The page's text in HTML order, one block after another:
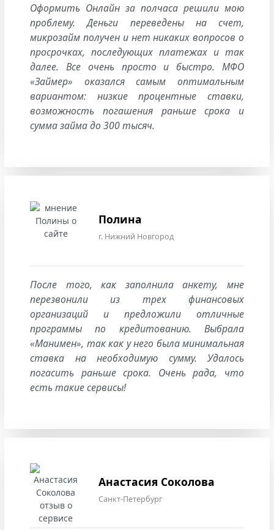
Оформить Онлайн за полчаса решили мою
проблему. Деньги переведены на счет,
микрозайм получен и нет никаких вопросов о
просрочках, последующих платежах и так
далее. Все очень просто и быстро. МФО
«Займер» оказался самым оптимальным
вариантом: низкие процентные ставки,
возможность погашения раньше срока и
сумма займа до 300 тысяч.
Полина
г. Нижний Новгород
После того, как заполнила анкету, мне
перезвонили из трех финансовых
организаций и предложили отличные
программы по кредитованию. Выбрала
«Манимен», так как у него была минимальная
ставка на необходимую сумму. Удалось
погасить раньше срока. Очень рада, что
есть такие сервисы!
Анастасия Соколова
Санкт-Петербург